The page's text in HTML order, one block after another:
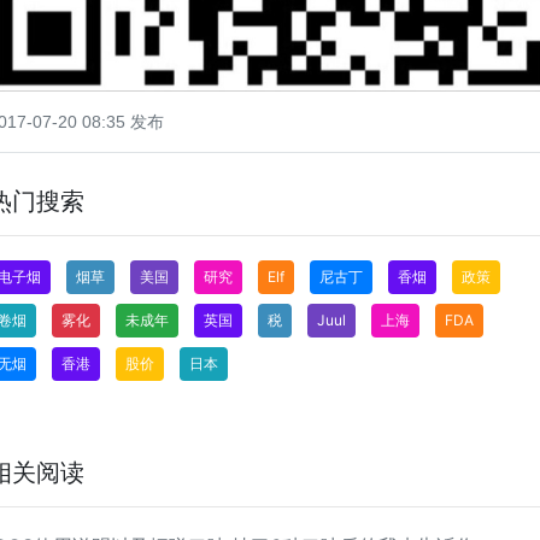
07-20 08:35 发布
门搜索
子烟 烟草 美国 研究 Elf 尼古丁 香烟 政策
烟 雾化 未成年 英国 税 Juul 上海 FDA
烟 香港 股价 日本
关阅读